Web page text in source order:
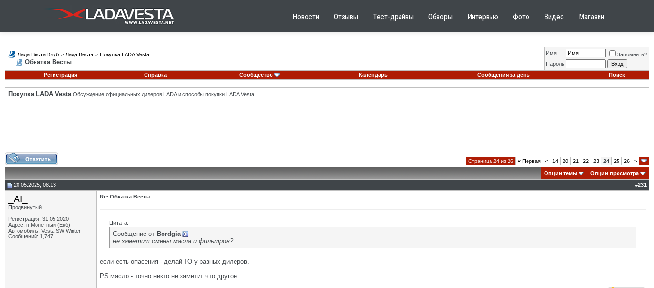
Новости Отзывы Тест-драйвы Обзоры Интервью Фото Видео Магазин
Лада Веста Клуб > Лада Веста > Покупка LADA Vesta
Обкатка Весты
Имя
Запомнить?
Пароль
Регистрация
Справка Сообщество Календарь Сообщения за день Поиск
Покупка LADA Vesta Обсуждение официальных дилеров LADA и способы покупки LADA Vesta.
Страница 24 из 26 « Первая < 14 20 21 22 23 24 25 26 >
Опции темы
Опции просмотра
20.05.2025, 08:13
#231
_AI_
Продвинутый
Регистрация: 31.05.2020
Адрес: п.Монетный (Екб)
Автомобиль: Vesta SW Winter
Сообщений: 1,747
Re: Обкатка Весты
Цитата:
Сообщение от Bordgia
не заметит смены масла и фильтров?
если есть опасения - делай ТО у разных дилеров.
PS масло - точно никто не заметит что другое.